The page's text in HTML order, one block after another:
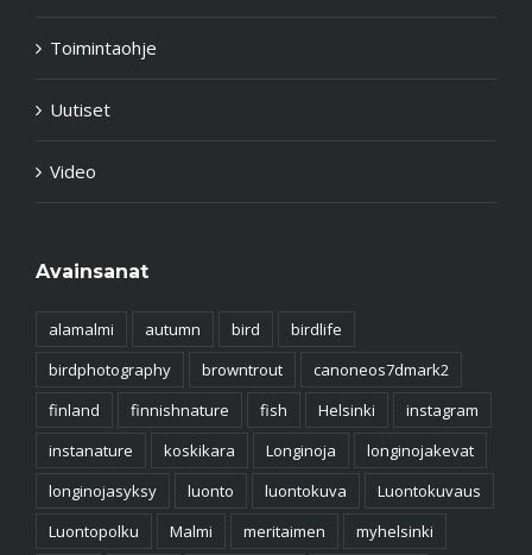
Toimintaohje
Uutiset
Video
Avainsanat
alamalmi autumn bird
birdlife
birdphotography
browntrout
canoneos7dmark2
finland
finnishnature fish Helsinki
instagram
instanature
koskikara Longinoja
longinojakevat
longinojasyksy
luonto luontokuva
Luontokuvaus
Luontopolku
Malmi meritaimen
myhelsinki